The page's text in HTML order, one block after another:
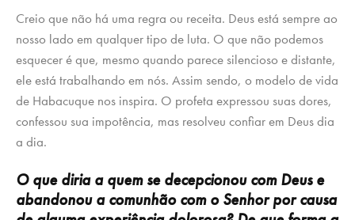
Creio que não há uma regra ou receita. Deus está sempre ao
nosso lado em qualquer tipo de luta. O que não podemos
esquecer é que, mesmo quando parece silencioso e distante,
ele está trabalhando em nós. Assim sendo, o modelo de vida
de Habacuque nos inspira. O profeta expressou suas dores,
confessou sua impotência, mas resolveu confiar em Deus dia
a dia.
O que diria a quem se decepcionou com Deus e
abandonou a comunhão com o Senhor por causa